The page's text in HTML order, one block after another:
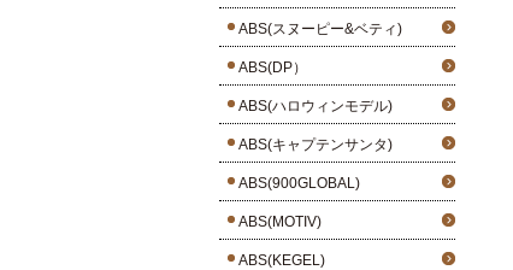
ABS(スヌーピー&ベティ)
ABS(DP）
ABS(ハロウィンモデル)
ABS(キャプテンサンタ)
ABS(900GLOBAL)
ABS(MOTIV)
ABS(KEGEL)